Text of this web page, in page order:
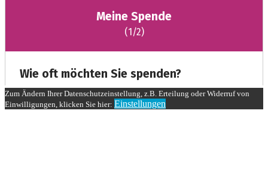
Zum Ändern Ihrer Datenschutzeinstellung, z.B. Erteilung oder Widerruf von
Einwilligungen, klicken Sie hier: Einstellungen